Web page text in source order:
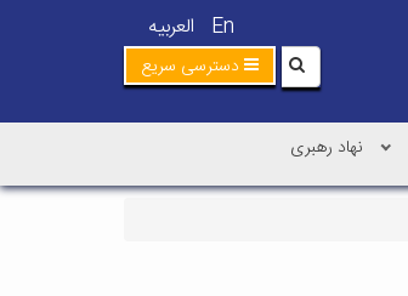
En العربیه
دسترسی سریع
نهاد رهبری